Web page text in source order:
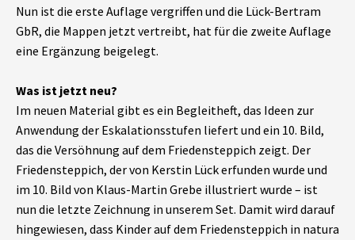
Nun ist die erste Auflage vergriffen und die Lück-Bertram
GbR, die Mappen jetzt vertreibt, hat für die zweite Auflage
eine Ergänzung beigelegt.
Was ist jetzt neu?
Im neuen Material gibt es ein Begleitheft, das Ideen zur
Anwendung der Eskalationsstufen liefert und ein 10. Bild,
das die Versöhnung auf dem Friedensteppich zeigt. Der
Friedensteppich, der von Kerstin Lück erfunden wurde und
im 10. Bild von Klaus-Martin Grebe illustriert wurde – ist
nun die letzte Zeichnung in unserem Set. Damit wird darauf
hingewiesen, dass Kinder auf dem Friedensteppich in natura